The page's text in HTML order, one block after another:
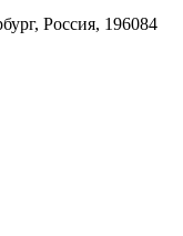
Россия, 196084